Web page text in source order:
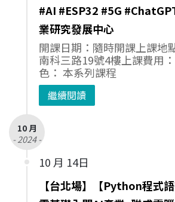
#AI #ESP32 #5G
業研究發展中心
開課日期：隨時開課上課地
南科三路19號4樓上課費用
色： 本系列課程
繼續閱讀
10 月
- 2024 -
10 月 14日
【台北場】【Python程式